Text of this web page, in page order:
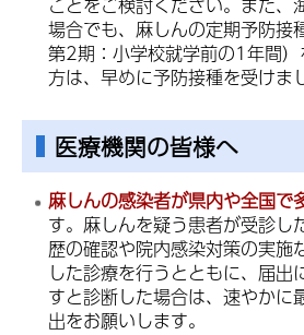
場合でも、麻しんの定期予防接
第2期：小学校就学前の1年間
方は、早めに予防接種を受けま
医療機関の皆様へ
麻しんの感染者が県内や全国で
す。麻しんを疑う患者が受診し
歴の確認や院内感染対策の実施
した診療を行うとともに、届出
すと診断した場合は、速やかに
出をお願いします。